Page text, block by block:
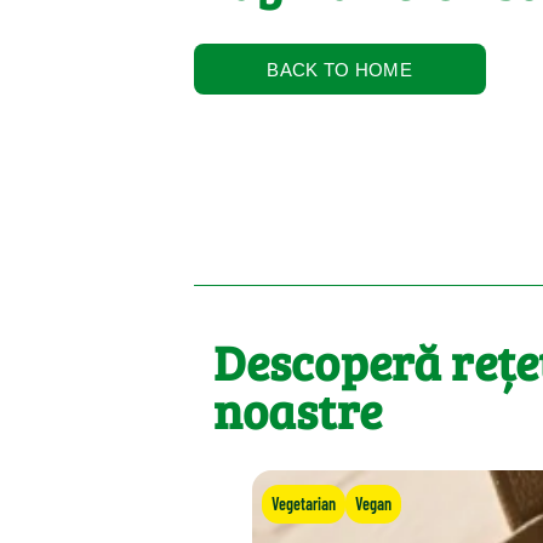
BACK TO HOME
Descoperă
noastre
Vegetarian Vegan